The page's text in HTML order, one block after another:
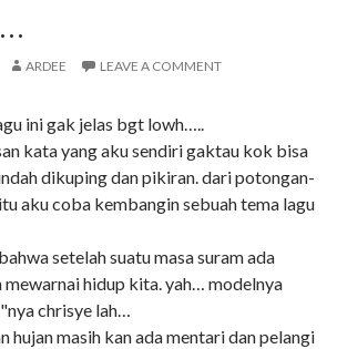
ARDEE LEAVE A COMMENT
ini gak jelas bgt lowh…..
kata yang aku sendiri gaktau kok bisa
dikuping dan pikiran. dari potongan-
aku coba kembangin sebuah tema lagu
setelah suatu masa suram ada
mewarnai hidup kita. yah… modelnya
chrisye lah…
hujan masih kan ada mentari dan pelangi